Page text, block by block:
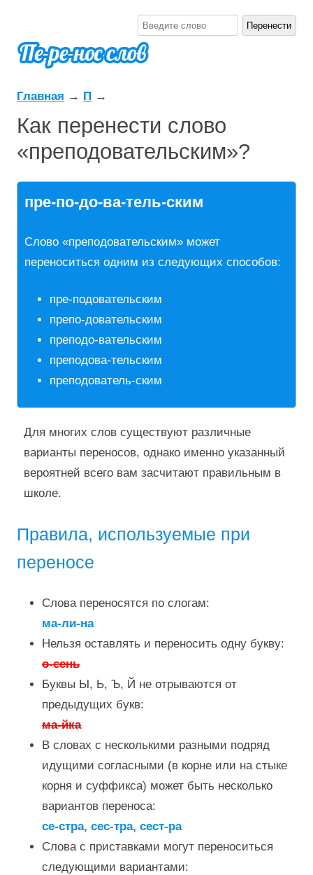
Главная → П →
Как перенести слово
«преподовательским»?
пре-по-до-ва-тель-ским
Слово «преподовательским» может
переноситься одним из следующих способов:
пре-подовательским
препо-довательским
преподо-вательским
преподова-тельским
преподователь-ским
Для многих слов существуют различные
варианты переносов, однако именно указанный
вероятней всего вам засчитают правильным в
школе.
Правила, используемые при
переносе
Слова переносятся по слогам:
ма-ли-на
Нельзя оставлять и переносить одну букву:
о-сень
Буквы Ы, Ь, Ъ, Й не отрываются от
предыдущих букв:
ма-йка
В словах с несколькими разными подряд
идущими согласными (в корне или на стыке
корня и суффикса) может быть несколько
вариантов переноса:
се-стра, сес-тра, сест-ра
Слова с приставками могут переноситься
следующими вариантами: